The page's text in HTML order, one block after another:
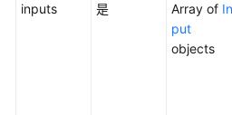
inputs 是 Array of In
put
objects